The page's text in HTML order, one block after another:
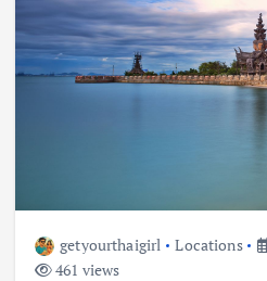
getyourthaigirl Locations
461 views